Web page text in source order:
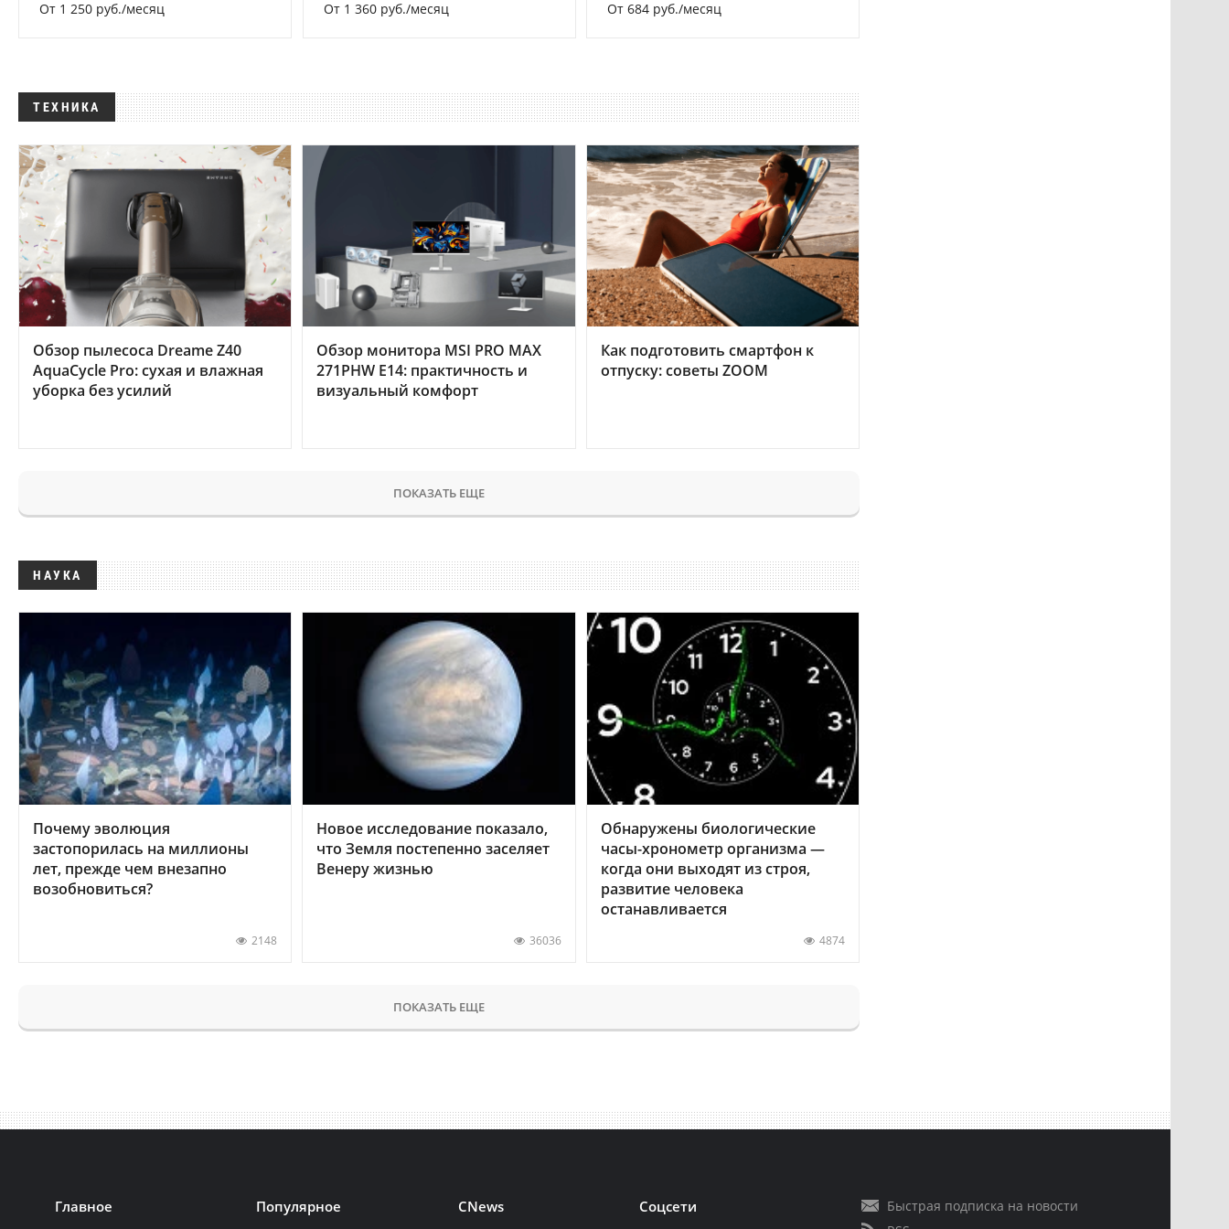
От 1 250 руб./месяц От 1 360 руб./месяц От 684 руб./месяц
ТЕХНИКА
Обзор пылесоса Dreame Z40
AquaCycle Pro: сухая и влажная
уборка без усилий
Обзор монитора MSI PRO MAX
271PHW E14: практичность и
визуальный комфорт
Как подготовить смартфон к
отпуску: советы ZOOM
ПОКАЗАТЬ ЕЩЕ
НАУКА
Почему эволюция
застопорилась на миллионы
лет, прежде чем внезапно
возобновиться?
2148
Новое исследование показало,
что Земля постепенно заселяет
Венеру жизнью
36036
Обнаружены биологические
часы-хронометр организма —
когда они выходят из строя,
развитие человека
останавливается
4874
ПОКАЗАТЬ ЕЩЕ
Главное Популярное CNews Соцсети
Быстрая подписка на новости